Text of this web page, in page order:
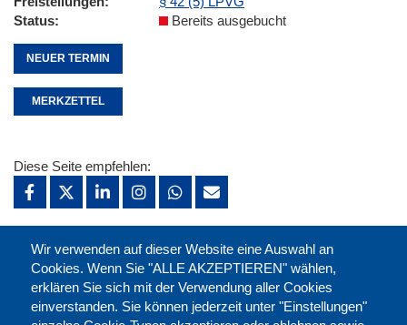
Status
Bereits ausgebucht
NEUER TERMIN
MERKZETTEL
Wir verwenden auf dieser Website eine Auswahl an
Cookies. Wenn Sie "ALLE AKZEPTIEREN" wählen,
erklären Sie sich mit der Verwendung aller Cookies
einverstanden. Sie können jederzeit unter "Einstellungen"
Diese Seite empfehlen:
merken: